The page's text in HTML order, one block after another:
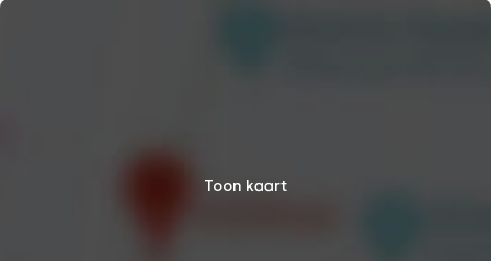
Toon kaart